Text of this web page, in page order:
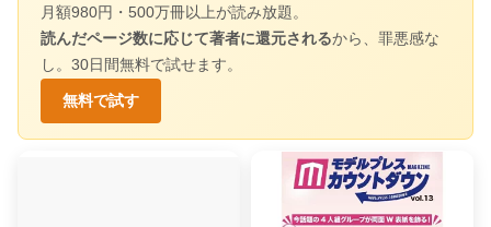
月額980円・500万冊以上が読み放題。
読んだページ数に応じて著者に還元されるから、罪悪感な
し。30日間無料で試せます。
無料で試す